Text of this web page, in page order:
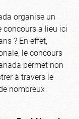
organise un
concours a lieu ici
? En effet,
le concours
permet non
à travers le
nombreux